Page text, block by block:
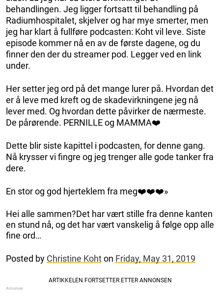
behandlingen. Jeg ligger fortsatt til behandling på
Radiumhospitalet, skjelver og har mye smerter, men
jeg har klart å fullføre podcasten: Koht vil leve. Siste
episode kommer nå en av de første dagene, og du
finner den der du streamer pod. Legger ved en link
under.
Her setter jeg ord på det mange lurer på. Hvordan det
er å leve med kreft og de skadevirkningene jeg nå
lever med. Og hvordan dette påvirker de nærmeste.
De pårørende. PERNILLE og MAMMA❤️
Dette blir siste kapittel i podcasten, for denne gang.
Nå krysser vi fingre og jeg trenger alle gode tanker fra
dere.
En stor og god hjerteklem fra meg❤️❤️❤️»
Hei alle sammen?Det har vært stille fra denne kanten
en stund nå, og det har vært vanskelig å følge opp alle
fine ord…
Posted by Christine Kohton Friday, May 31, 2019